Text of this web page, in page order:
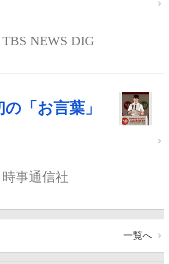
TBS NEWS DIG
「お言葉」
時事通信社
一覧へ